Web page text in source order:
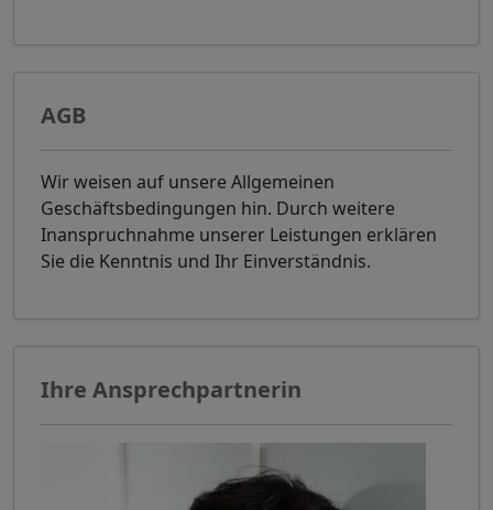
AGB
Wir weisen auf unsere Allgemeinen
Geschäftsbedingungen hin. Durch weitere
Inanspruchnahme unserer Leistungen erklären
Sie die Kenntnis und Ihr Einverständnis.
Ihre Ansprechpartnerin